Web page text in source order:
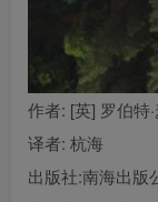
作者: [英] 罗伯特
译者: 杭海
出版社:南海出版